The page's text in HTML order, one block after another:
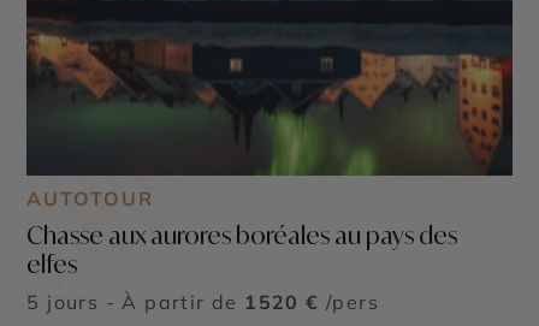
AUTOTOUR
Chasse aux aurores boréales au pays des
elfes
5 jours - À partir de 1520 € /pers